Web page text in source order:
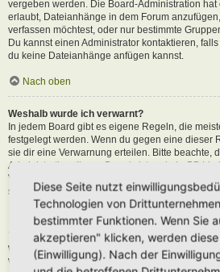
vergeben werden. Die Board-Administration
erlaubt, Dateianhänge in dem Forum
verfassen möchtest, oder nur bestimmte
Du kannst einen Administrator kontaktieren,
du keine Dateianhänge anfügen kannst.
Nach oben
Weshalb wurde ich verwarnt?
In jedem Board gibt es eigene Regeln, die
festgelegt werden. Wenn du gegen eine dieser
sie dir eine Verwarnung erteilen. Bitte beachte,
Administration dieses Boards ist und phpBB
Verwarnung zu tun hat. Kontaktiere einen
sicher bist, wieso du verwarnt wurdest.
Nach oben
Wie kann ich Beiträge den Moderatoren
Wenn ein Administrator die entsprechenden
Diese Seite nutzt
Technologien von
bestimmter Funktionen. Wenn Sie
akzeptieren" klicken, werden
(Einwilligung). Nach der